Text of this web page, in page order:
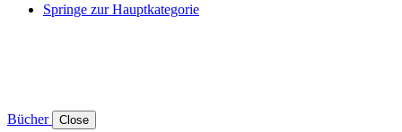
Springe zur Hauptkategorie
Bücher Close